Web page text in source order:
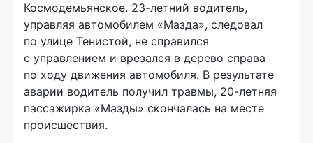
Космодемьянское. 23-летний водитель,
управляя автомобилем «Мазда», следовал
по улице Тенистой, не справился
с управлением и врезался в дерево справа
по ходу движения автомобиля. В результате
аварии водитель получил травмы, 20-летняя
пассажирка «Мазды» скончалась на месте
происшествия.